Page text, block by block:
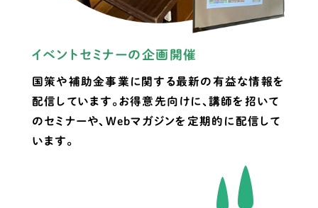
イベントセミナーの企画開催
国策や補助金事業に関する最新の有益な情報を
配信しています。お得意先向けに、講師を招いて
のセミナーや、Webマガジンを定期的に配信して
います。